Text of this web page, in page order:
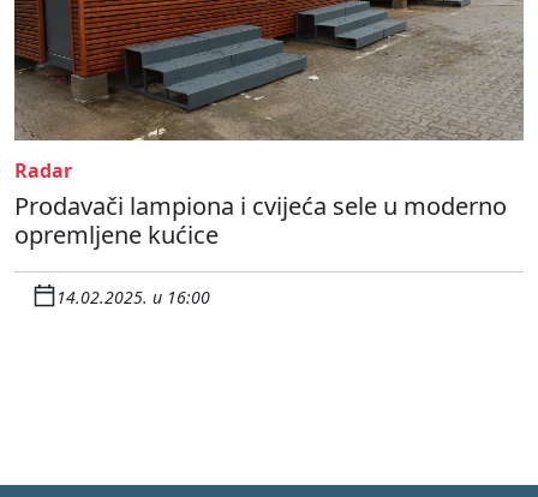
Radar
Prodavači lampiona i cvijeća sele u moderno
opremljene kućice
14.02.2025. u 16:00